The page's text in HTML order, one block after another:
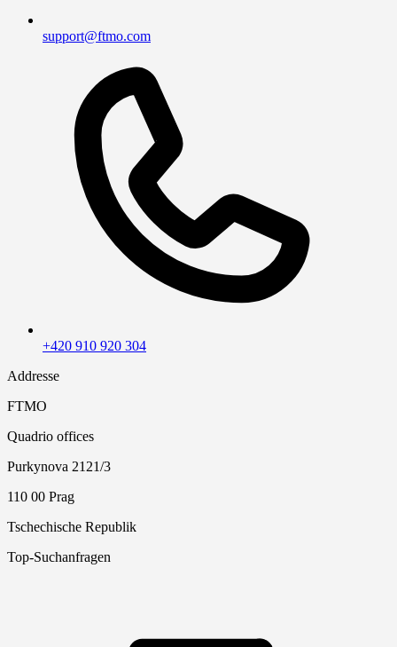
support@ftmo.com
+420 910 920 304
Addresse
FTMO
Quadrio offices
Purkynova 2121/3
110 00 Prag
Tschechische Republik
Top-Suchanfragen